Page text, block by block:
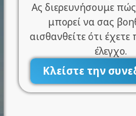
Ας διερευνήσουμε
μπορεί να σας
αισθανθείτε ότι έχετε
έλεγχο.
Κλείστε την